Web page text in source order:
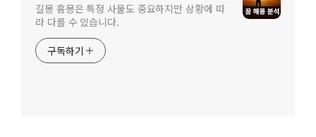
길몽 흉몽은 특정 사물도 중요하지만 상황에 따
라 다를 수 있습니다.
구독하기